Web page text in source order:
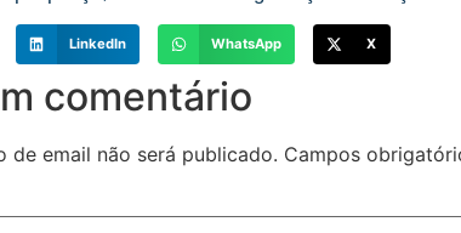
LinkedIn WhatsApp X
comentário
de email não será publicado. Campos